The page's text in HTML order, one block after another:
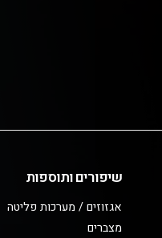
שיפורים ותוספות
אגזוזים / מערכות פליטה
מצברים